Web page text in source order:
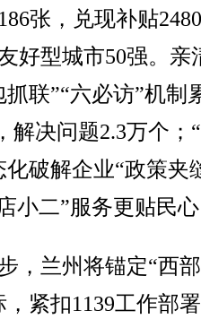
张，兑现补贴
好型城市50强。亲
联”“六必访”机制
解决问题2.3万个；
破解企业“政策夹
小二”服务更贴民
兰州将锚定“西
紧扣1139工作部